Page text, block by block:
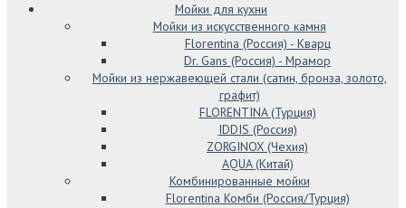
Мойки для кухни
Мойки из искусственного камня
Florentina (Россия) - Кварц
Dr. Gans (Россия) - Мрамор
Мойки из нержавеющей стали (сатин, бронза, золото,
графит)
FLORENTINA (Турция)
IDDIS (Россия)
ZORGINOX (Чехия)
AQUA (Китай)
Комбинированные мойки
Florentina Комби (Россия/Турция)